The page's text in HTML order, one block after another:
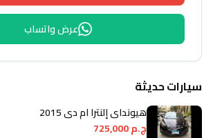
عرض واتساب
سيارات حديثة
هيونداي إلنترا ام دى 2015
ج.م 725,000